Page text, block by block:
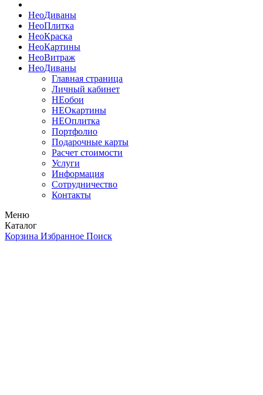
НеоДиваны
НеоПлитка
НеоКраска
НеоКартины
НеоВитраж
НеоДиваны
Главная страница
Личный кабинет
НЕобои
НЕОкартины
НЕОплитка
Портфолио
Подарочные карты
Расчет стоимости
Услуги
Информация
Сотрудничество
Контакты
Меню
Каталог
Корзина Избранное Поиск